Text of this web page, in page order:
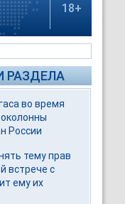
18+
РАЗДЕЛА
во время
России
тему прав
встрече с
ему их